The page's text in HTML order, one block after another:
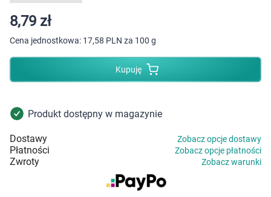
Higiena
Kosmetyki
Mężczyzna
Zdrowy styl życia
Zabawki
8,79 zł
Cena jednostkowa: 17,58 PLN za 100 g
Kupuję
Produkt dostępny w magazynie
Dostawy Zobacz opcje dostawy
Płatności Zobacz opcje płatności
Zwroty Zobacz warunki